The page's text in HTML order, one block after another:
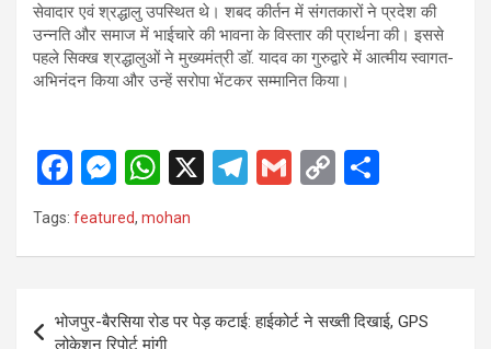
सेवादार एवं श्रद्धालु उपस्थित थे। शबद कीर्तन में संगतकारों ने प्रदेश की
उन्नति और समाज में भाईचारे की भावना के विस्तार की प्रार्थना की। इससे
पहले सिक्ख श्रद्धालुओं ने मुख्यमंत्री डॉ. यादव का गुरुद्वारे में आत्मीय स्वागत-
अभिनंदन किया और उन्हें सरोपा भेंटकर सम्मानित किया।
F
a
ce
o
M
es
se
g
W
h
at
A
X
T
a
G
C
n
Tags: featured, mohan
Post
navigation
भोजपुर-बैरसिया रोड पर पेड़ कटाई: हाईकोर्ट ने सख्ती दिखाई, GPS
लोकेशन रिपोर्ट मांगी